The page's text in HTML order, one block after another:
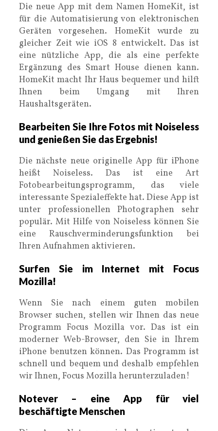
Die neue App mit dem Namen HomeKit, ist
für die Automatisierung von elektronischen
Geräten vorgesehen. HomeKit wurde zu
gleicher Zeit wie iOS 8 entwickelt. Das ist
eine nützliche App, die als eine perfekte
Ergänzung des Smart House dienen kann.
HomeKit macht Ihr Haus bequemer und hilft
Ihnen beim Umgang mit Ihren
Haushaltsgeräten.
Bearbeiten Sie Ihre Fotos mit Noiseless
und genießen Sie das Ergebnis!
Die nächste neue originelle App für iPhone
heißt Noiseless. Das ist eine Art
Fotobearbeitungsprogramm, das viele
interessante Spezialeffekte hat. Diese App ist
unter professionellen Photographen sehr
populär. Mit Hilfe von Noiseless können Sie
eine Rauschverminderungsfunktion bei
Ihren Aufnahmen aktivieren.
Surfen Sie im Internet mit Focus
Mozilla!
Wenn Sie nach einem guten mobilen
Browser suchen, stellen wir Ihnen das neue
Programm Focus Mozilla vor. Das ist ein
moderner Web-Browser, den Sie in Ihrem
iPhone benutzen können. Das Programm ist
schnell und bequem und deshalb empfehlen
wir Ihnen, Focus Mozilla herunterzuladen!
Notever – eine App für viel
beschäftigte Menschen